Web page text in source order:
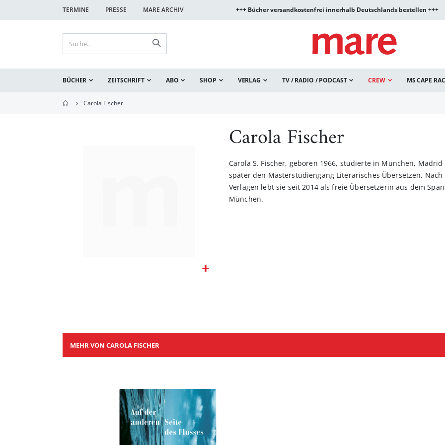
TERMINE PRESSE MARE ARCHIV +++ Bücher versandkostenfrei innerhalb Deutschlands bestellen +++
BÜCHER ZEITSCHRIFT ABO SHOP VERLAG TV / RADIO / PODCAST CREW MS CAPE
Carola Fischer
Carola Fischer
Carola S. Fischer, geboren 1966, studierte in München,
später den Masterstudiengang Literarisches Übersetzen.
Verlagen lebt sie seit 2014 als freie Übersetzerin aus dem
München.
MEHR VON CAROLA FISCHER